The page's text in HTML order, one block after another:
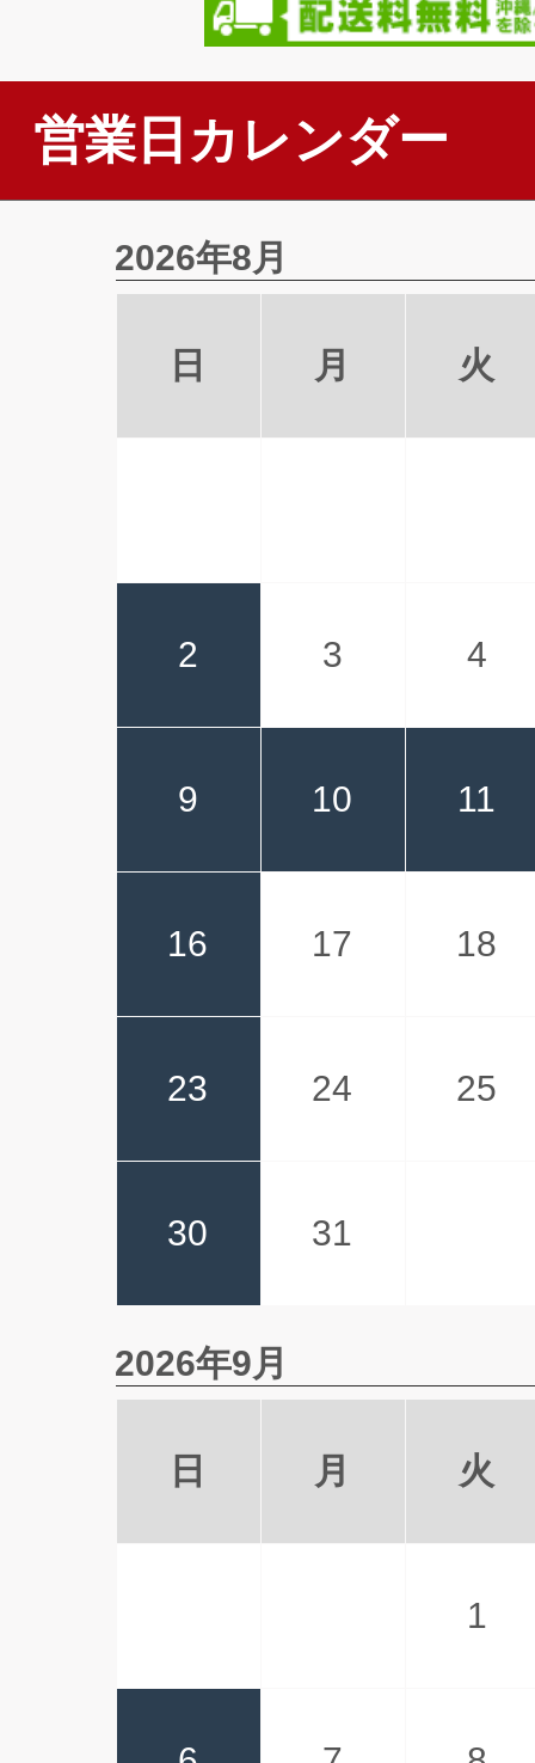
営業日カレンダー
2026年8月
日 月 火
2 3 4
9 10 11
16 17 18
23 24 25
30 31
2026年9月
日 月 火
1